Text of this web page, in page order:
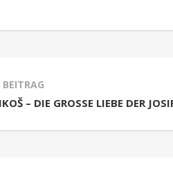
BEITRAG
– DIE GROSSE LIEBE DER